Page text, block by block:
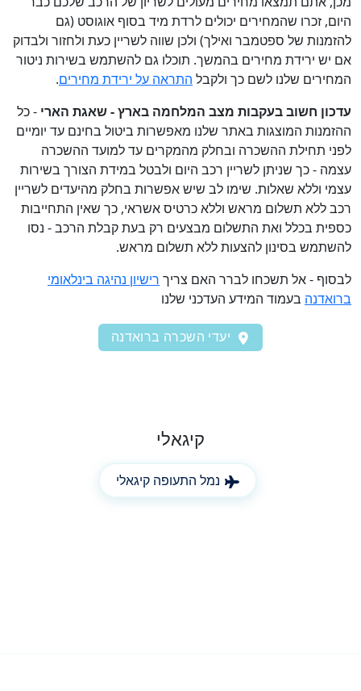
היום, זכרו שהמחירים יכולים לרדת מיד בסוף אוגוסט (גם
להזמנות של ספטמבר ואילך) ולכן שווה לשריין כעת ולחזור ולבדוק
אם יש ירידת מחירים בהמשך. תוכלו גם להשתמש בשירות ניטור
המחירים שלנו לשם כך ולקבל התראה על ירידת מחירים.
עדכון חשוב בעקבות מצב המלחמה בארץ - שאגת הארי - כל
ההזמנות המוצגות באתר שלנו מאפשרות ביטול בחינם עד יומיים
לפני תחילת ההשכרה ובחלק מהמקרים עד למועד ההשכרה
עצמה - כך שניתן לשריין רכב היום ולבטל במידת הצורך בשירות
עצמי וללא שאלות. שימו לב שיש אפשרות בחלק מהיעדים לשריין
רכב ללא תשלום מראש וללא כרטיס אשראי, כך שאין התחייבות
כספית בכלל ואת התשלום מבצעים רק בעת קבלת הרכב - נסו
להשתמש בסינון להצעות ללא תשלום מראש.
לבסוף - אל תשכחו לברר האם צריך רישיון נהיגה בינלאומי
ברואדנה בעמוד המידע העדכני שלנו
יעדי השכרה ברואדנה
קיגאלי
נמל התעופה קיגאלי